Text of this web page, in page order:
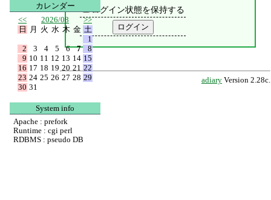
ログイン状態を保持する
adiary Version 2.28c.
カレンダー
<<
2026/08
>>
日
月 火 水 木 金 土
1
2
3 4 5 6 7
8
9 10 11 12 13 14 15
16 17 18 19 20 21 22
23 24 25 26 27 28 29
30 31
System info
Apache : prefork
Runtime : cgi perl
RDBMS : pseudo DB